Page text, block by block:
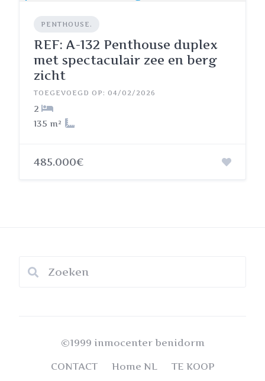
PENTHOUSE.
REF: A-132 Penthouse duplex
met spectaculair zee en berg
zicht
TOEGEVOEGD OP: 04/02/2026
2
135 m²
485.000€
©1999 inmocenter benidorm
CONTACT
Home NL TE KOOP